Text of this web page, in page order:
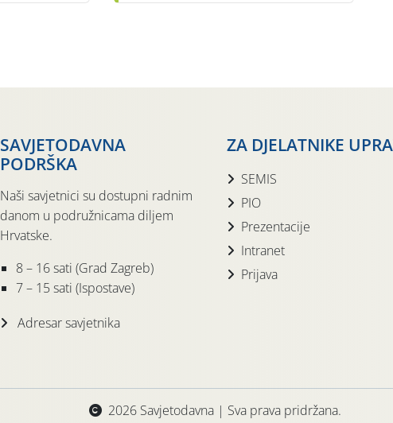
SAVJETODAVNA
PODRŠKA
Naši savjetnici su dostupni radnim
danom u podružnicama diljem
Hrvatske.
8 – 16 sati (Grad Zagreb)
7 – 15 sati (Ispostave)
Adresar savjetnika
ZA DJELATNIKE
SEMIS
PIO
Prezentacije
Intranet
Prijava
2026 Savjetodavna | Sva prava pridržana.